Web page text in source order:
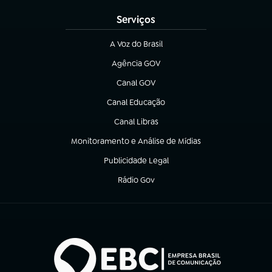
Serviços
A Voz do Brasil
(abre em nova aba)
Agência GOV
(abre em nova aba)
Canal GOV
(abre em nova aba)
Canal Educação
(abre em nova aba)
Canal Libras
(abre em nova aba)
Monitoramento e Análise de Mídias
(abre em nova aba)
Publicidade Legal
(abre em nova aba)
Rádio Gov
(abre em nova aba)